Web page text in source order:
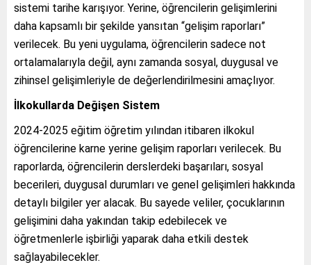
sistemi tarihe karışıyor. Yerine, öğrencilerin gelişimlerini
daha kapsamlı bir şekilde yansıtan “gelişim raporları”
verilecek. Bu yeni uygulama, öğrencilerin sadece not
ortalamalarıyla değil, aynı zamanda sosyal, duygusal ve
zihinsel gelişimleriyle de değerlendirilmesini amaçlıyor.
İlkokullarda Değişen Sistem
2024-2025 eğitim öğretim yılından itibaren ilkokul
öğrencilerine karne yerine gelişim raporları verilecek. Bu
raporlarda, öğrencilerin derslerdeki başarıları, sosyal
becerileri, duygusal durumları ve genel gelişimleri hakkında
detaylı bilgiler yer alacak. Bu sayede veliler, çocuklarının
gelişimini daha yakından takip edebilecek ve
öğretmenlerle işbirliği yaparak daha etkili destek
sağlayabilecekler.